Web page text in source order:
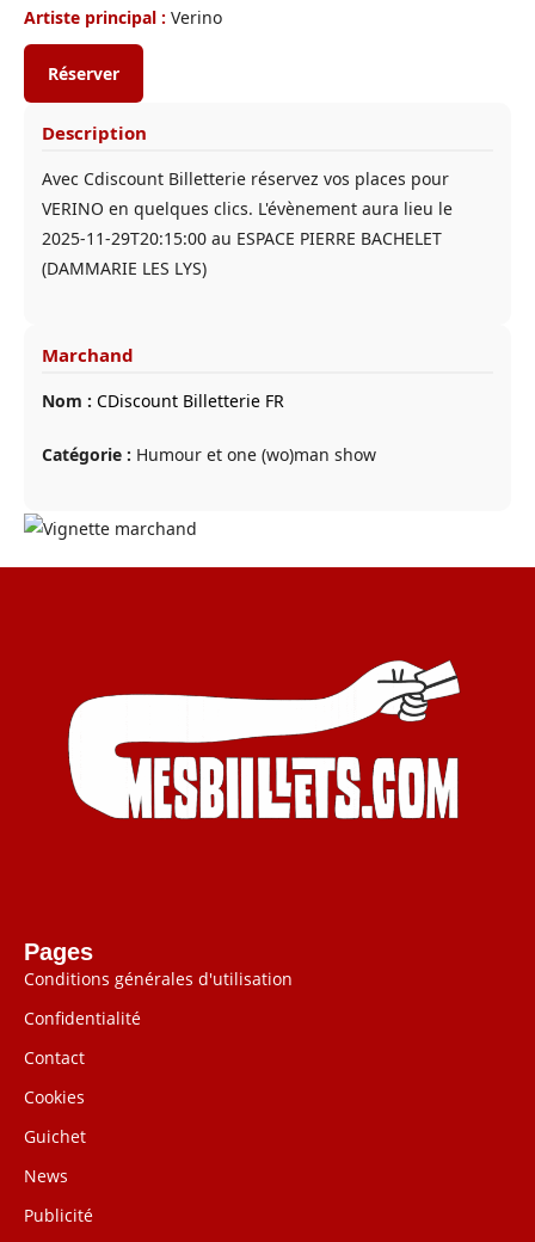
Artiste principal : Verino
Réserver
Description
Avec Cdiscount Billetterie réservez vos places pour
VERINO en quelques clics. L'évènement aura lieu le
2025-11-29T20:15:00 au ESPACE PIERRE BACHELET
(DAMMARIE LES LYS)
Marchand
Nom : CDiscount Billetterie FR
Catégorie : Humour et one (wo)man show
Pages
Conditions générales d'utilisation
Confidentialité
Contact
Cookies
Guichet
News
Publicité